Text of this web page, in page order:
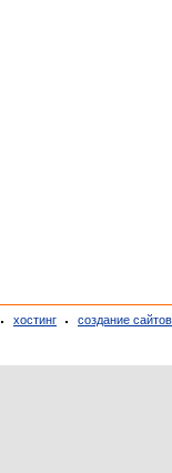
хостинг создание сайтов